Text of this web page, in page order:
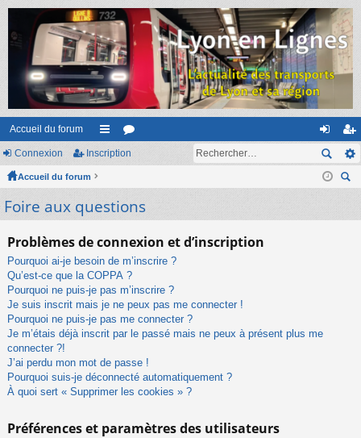
Accueil du forum
ac
ur
s
or
m
on
ne
ns
cri
Connexion Inscription
Accueil du forum
Foire aux questions
Problèmes de connexion et d’inscription
Pourquoi ai-je besoin de m’inscrire ?
Qu’est-ce que la COPPA ?
Pourquoi ne puis-je pas m’inscrire ?
Je suis inscrit mais je ne peux pas me connecter !
Pourquoi ne puis-je pas me connecter ?
Je m’étais déjà inscrit par le passé mais ne peux à présent plus me
connecter ?!
J’ai perdu mon mot de passe !
Pourquoi suis-je déconnecté automatiquement ?
À quoi sert « Supprimer les cookies » ?
Préférences et paramètres des utilisateurs